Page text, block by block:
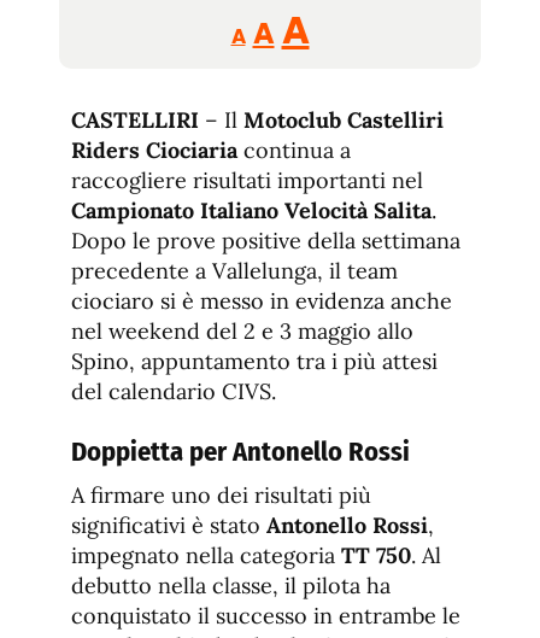
A
Reducir
tamaño
A Restablecer
tamaño
de
fuente
AAumentar
de
fuente.
CASTELLIRI – Il Motoclub Castelliri
Riders Ciociaria continua a
raccogliere risultati importanti nel
Campionato Italiano Velocità Salita.
Dopo le prove positive della settimana
precedente a Vallelunga, il team
ciociaro si è messo in evidenza anche
nel weekend del 2 e 3 maggio allo
Spino, appuntamento tra i più attesi
del calendario CIVS.
Doppietta per Antonello Rossi
A firmare uno dei risultati più
significativi è stato Antonello Rossi,
impegnato nella categoria TT 750. Al
debutto nella classe, il pilota ha
conquistato il successo in entrambe le